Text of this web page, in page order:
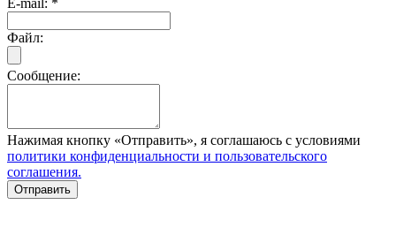
E-mail: *
Файл:
Сообщение:
Нажимая кнопку «Отправить», я соглашаюсь с условиями
политики конфиденциальности и пользовательского
соглашения.
Отправить